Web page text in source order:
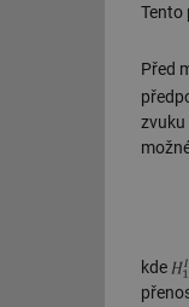
Tento
Před
zvuku
kde